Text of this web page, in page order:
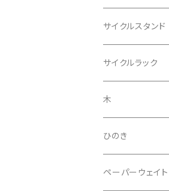
サイクルスタンド
サイクルラック
木
ひのき
ペーパーウェイト